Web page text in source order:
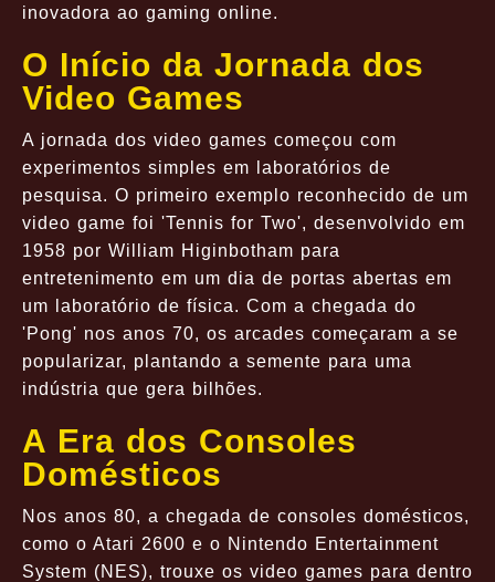
inovadora ao gaming online.
O Início da Jornada dos
Video Games
A jornada dos video games começou com
experimentos simples em laboratórios de
pesquisa. O primeiro exemplo reconhecido de um
video game foi 'Tennis for Two', desenvolvido em
1958 por William Higinbotham para
entretenimento em um dia de portas abertas em
um laboratório de física. Com a chegada do
'Pong' nos anos 70, os arcades começaram a se
popularizar, plantando a semente para uma
indústria que gera bilhões.
A Era dos Consoles
Domésticos
Nos anos 80, a chegada de consoles domésticos,
como o Atari 2600 e o Nintendo Entertainment
System (NES), trouxe os video games para dentro